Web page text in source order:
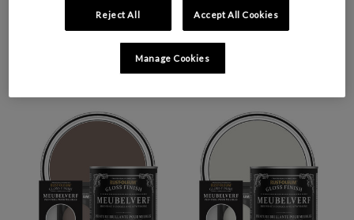
PEINTURE POUR
MEUBLES BRILLANTE -
€0,99 - €30,00
PEINTURE POUR
MEUBLES BRILLANTE -
€0,99 - €30,00
Reject All Accept All Cookies
Manage Cookies